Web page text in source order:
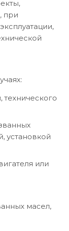
при
установкой
или
масел,